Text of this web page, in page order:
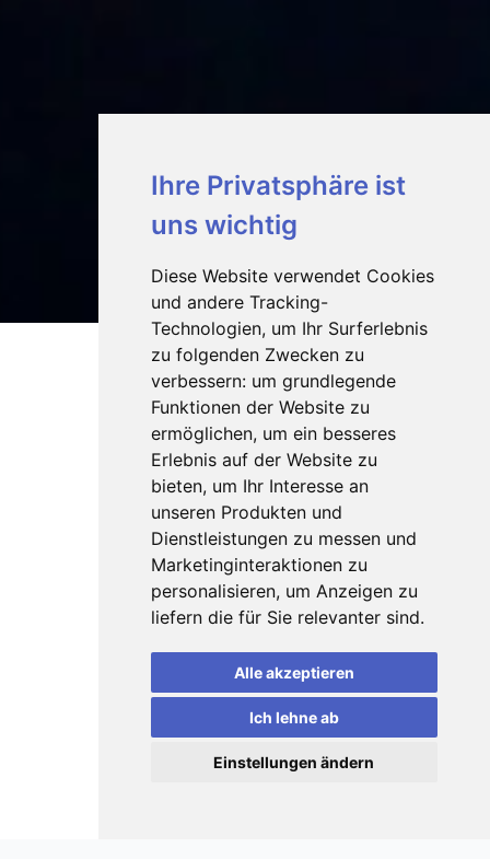
Ihre Privatsphäre ist
uns wichtig
Diese Website verwendet Cookies
und andere Tracking-
Technologien, um Ihr Surferlebnis
zu folgenden Zwecken zu
verbessern: um grundlegende
Funktionen der Website zu
ermöglichen, um ein besseres
Erlebnis auf der Website zu
bieten, um Ihr Interesse an
unseren Produkten und
Dienstleistungen zu messen und
Marketinginteraktionen zu
personalisieren, um Anzeigen zu
liefern die für Sie relevanter sind.
Alle akzeptieren
Ich lehne ab
Einstellungen ändern